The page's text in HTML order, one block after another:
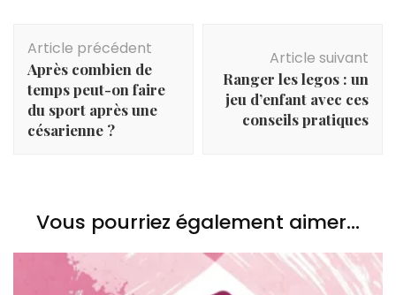
d'article
Article précédent
Après combien de
temps peut-on faire
du sport après une
césarienne ?
Article suivant
Ranger les legos : un
jeu d’enfant avec ces
conseils pratiques
Vous pourriez également aimer...